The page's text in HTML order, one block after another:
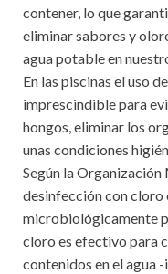
contener, lo que
eliminar sabores y
agua potable en
En las piscinas el uso
imprescindible para
hongos, eliminar los
unas condiciones
Según la Organización
desinfección con cloro
microbiológicamente
cloro es efectivo para
contenidos en el agua